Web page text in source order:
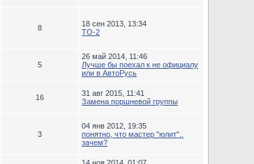
8
18 сен 2013, 13:34
TO-2
5
26 май 2014, 11:46
Лучше бы поехал к не официалу
или в АвтоРусь
16
31 авг 2015, 11:41
Замена поршневой группы
3
04 янв 2012, 19:35
понятно, что мастер "юлит"..
зачем?